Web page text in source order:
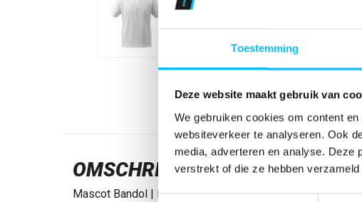
Toestemming
Deze website maakt gebruik van
We gebruiken cookies om content
websiteverkeer te analyseren. Ook
media, adverteren en analyse. Deze
verstrekt of die ze hebben
OMSCHRIJVING
Mascot Bandol | 51587-969 | 06-wit Moderne pasvorm.